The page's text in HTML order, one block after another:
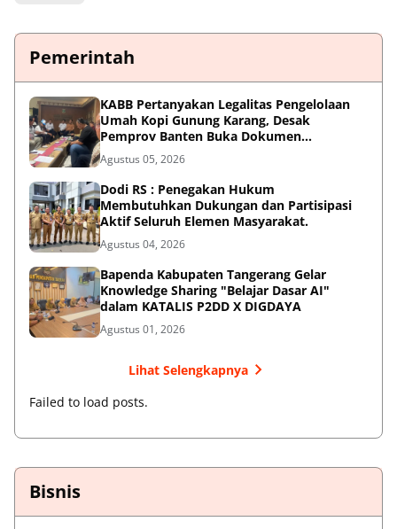
Pemerintah
KABB Pertanyakan Legalitas Pengelolaan
Umah Kopi Gunung Karang, Desak
Pemprov Banten Buka Dokumen
Pengelolaan Aset
Agustus 05, 2026
Dodi RS : Penegakan Hukum
Membutuhkan Dukungan dan Partisipasi
Aktif Seluruh Elemen Masyarakat.
Agustus 04, 2026
Bapenda Kabupaten Tangerang Gelar
Knowledge Sharing "Belajar Dasar AI"
dalam KATALIS P2DD X DIGDAYA
Agustus 01, 2026
Lihat Selengkapnya
Failed to load posts.
Bisnis